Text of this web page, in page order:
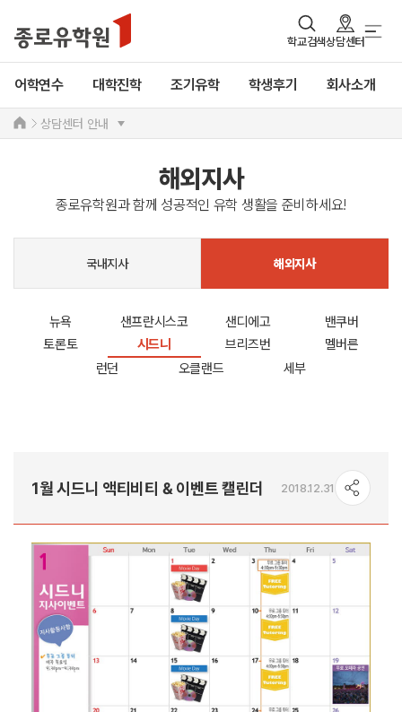
학교검색상담센터
어학연수 대학진학 조기유학 학생후기 회사소개
상담센터 안내
해외지사
종로유학원과 함께 성공적인 유학 생활을 준비하세요!
국내지사 해외지사
뉴욕 샌프란시스코 샌디에고
밴쿠버
토론토
시드니 브리즈번
멜버른
런던
오클랜드 세부
1월 시드니 액티비티 & 이벤트 캘린더 2018.12.31